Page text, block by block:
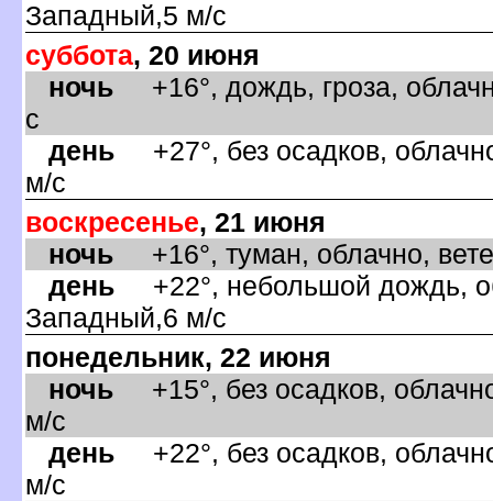
Западный,5 м/с
суббота, 20 июня
ночь +16°, дождь, гроза,
с
день +27°, без осадков,
м/с
оскресенье, 21 июня
ночь +16°, туман, облачно,
день +22°, небольшой дождь,
Западный,6 м/с
понедельник, 22 июня
ночь +15°, без осадков,
м/с
день +22°, без осадков,
м/с